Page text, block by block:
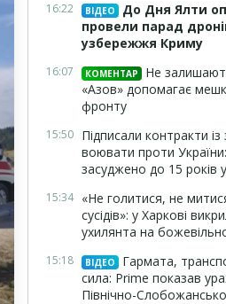
16:22 ВІДЕО
До Дня Ялти
провели парад
узбережжя Криму
16:07 КОМЕНТАР
Не
«Азов» допомагає
фронту
15:50 Підписали контракти
воювати проти
засуджено до 15 років
15:34 «Не голитися, не
сусідів»: у Харкові
ухилянта на
15:18 ВІДЕО
Гармата,
сила: Prime показав
Північно-